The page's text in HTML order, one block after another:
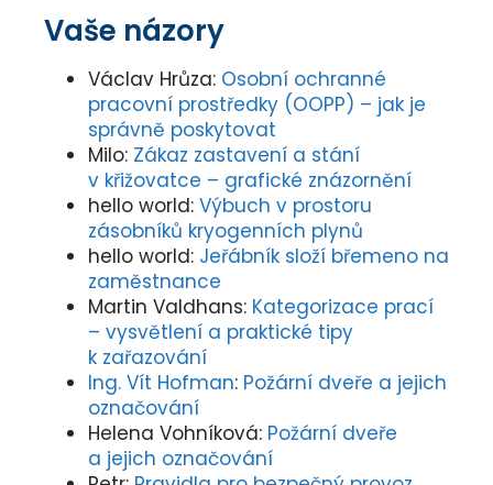
Vaše názory
Václav Hrůza: Osobní ochranné
pracovní prostředky (OOPP) – jak je
správně poskytovat
Milo: Zákaz zastavení a stání
v křižovatce – grafické znázornění
hello world: Výbuch v prostoru
zásobníků kryogenních plynů
hello world: Jeřábník složí břemeno na
zaměstnance
Martin Valdhans: Kategorizace prací
– vysvětlení a praktické tipy
k zařazování
Ing. Vít Hofman: Požární dveře a jejich
označování
Helena Vohníková: Požární dveře
a jejich označování